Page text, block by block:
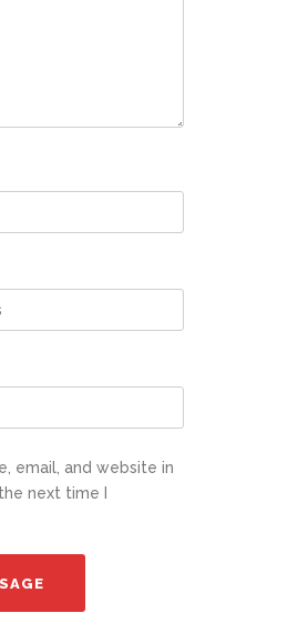
email, and website in
next time I